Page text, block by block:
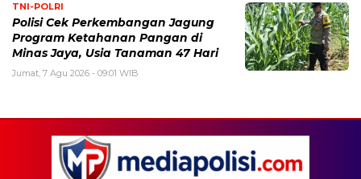
TNI-POLRI
Polisi Cek Perkembangan Jagung
Program Ketahanan Pangan di
Minas Jaya, Usia Tanaman 47 Hari
Jumat, 7 Agu 2026 - 09:01 WIB